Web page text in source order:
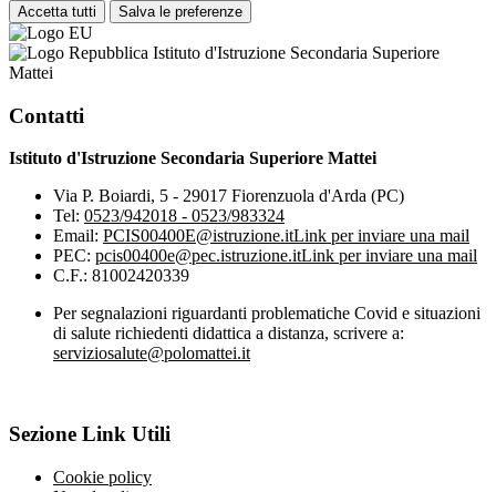
Accetta tutti Salva le preferenze
Istituto d'Istruzione Secondaria Superiore
Mattei
Contatti
Istituto d'Istruzione Secondaria Superiore Mattei
Via P. Boiardi, 5 - 29017 Fiorenzuola d'Arda (PC)
Tel: 0523/942018 - 0523/983324
Email: PCIS00400E@istruzione.itLink per inviare una mail
PEC: pcis00400e@pec.istruzione.itLink per inviare una mail
C.F.: 81002420339
Per segnalazioni riguardanti problematiche Covid e situazioni
di salute richiedenti didattica a distanza, scrivere a:
serviziosalute@polomattei.it
Sezione Link Utili
Cookie policy